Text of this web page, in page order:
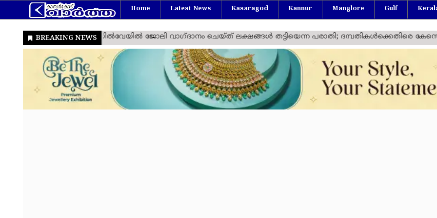
Home Latest News Kasaragod Kannur Manglore Gulf